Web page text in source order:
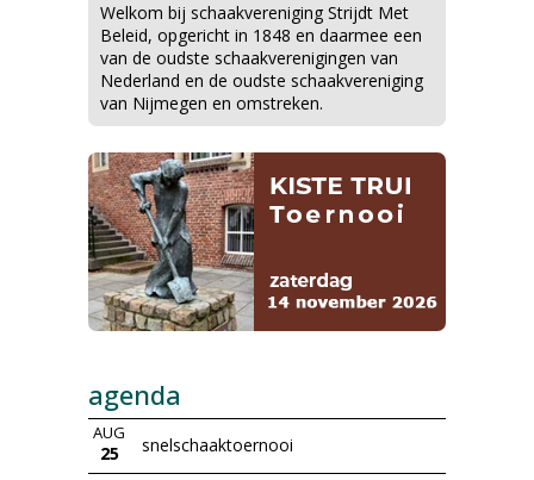
Welkom bij schaakvereniging Strijdt Met
Beleid, opgericht in 1848 en daarmee een
van de oudste schaakverenigingen van
Nederland en de oudste schaakvereniging
van Nijmegen en omstreken.
agenda
AUG
25 snelschaaktoernooi